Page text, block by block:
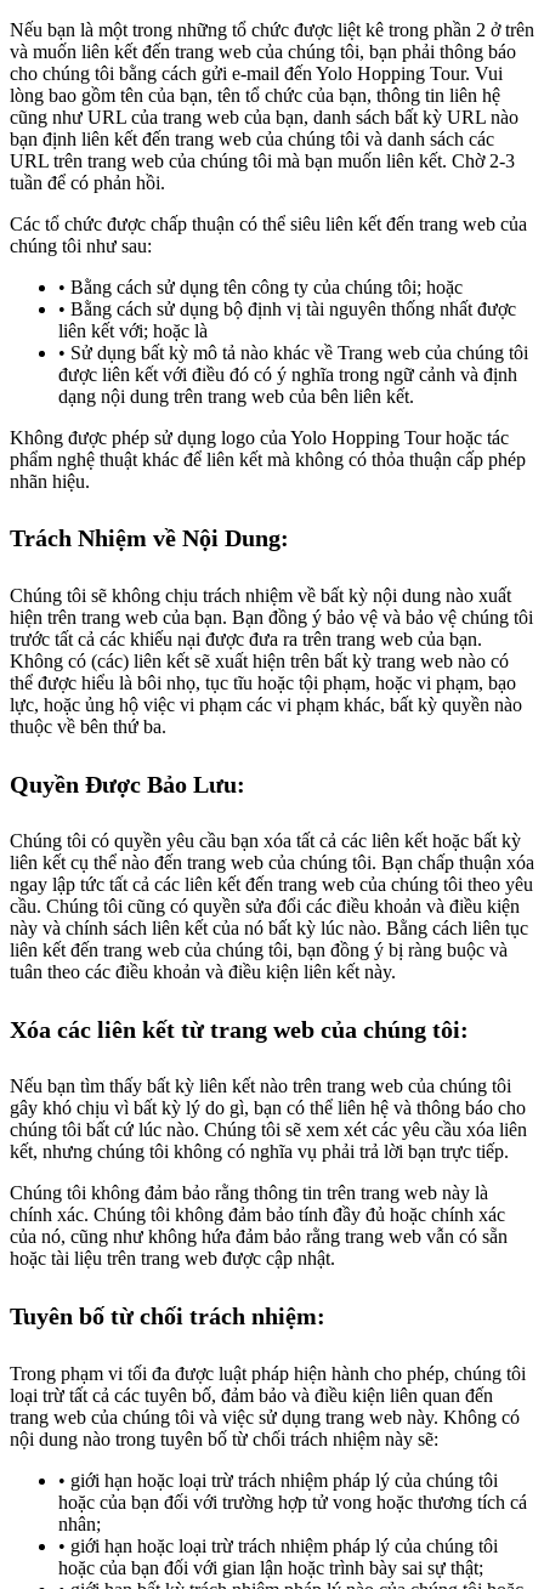
Nếu bạn là một trong những tổ chức được liệt kê trong phần 2 ở trên
và muốn liên kết đến trang web của chúng tôi, bạn phải thông báo
cho chúng tôi bằng cách gửi e-mail đến Yolo Hopping Tour. Vui
lòng bao gồm tên của bạn, tên tổ chức của bạn, thông tin liên hệ
cũng như URL của trang web của bạn, danh sách bất kỳ URL nào
bạn định liên kết đến trang web của chúng tôi và danh sách các
URL trên trang web của chúng tôi mà bạn muốn liên kết. Chờ 2-3
tuần để có phản hồi.
Các tổ chức được chấp thuận có thể siêu liên kết đến trang web của
chúng tôi như sau:
Bằng cách sử dụng tên công ty của chúng tôi; hoặc
Bằng cách sử dụng bộ định vị tài nguyên thống nhất được
liên kết với; hoặc là
Sử dụng bất kỳ mô tả nào khác về Trang web của chúng tôi
được liên kết với điều đó có ý nghĩa trong ngữ cảnh và định
dạng nội dung trên trang web của bên liên kết.
Không được phép sử dụng logo của Yolo Hopping Tour hoặc tác
phẩm nghệ thuật khác để liên kết mà không có thỏa thuận cấp phép
nhãn hiệu.
Trách Nhiệm về Nội Dung:
Chúng tôi sẽ không chịu trách nhiệm về bất kỳ nội dung nào xuất
hiện trên trang web của bạn. Bạn đồng ý bảo vệ và bảo vệ chúng tôi
trước tất cả các khiếu nại được đưa ra trên trang web của bạn.
Không có (các) liên kết sẽ xuất hiện trên bất kỳ trang web nào có
thể được hiểu là bôi nhọ, tục tĩu hoặc tội phạm, hoặc vi phạm, bạo
lực, hoặc ủng hộ việc vi phạm các vi phạm khác, bất kỳ quyền nào
thuộc về bên thứ ba.
Quyền Được Bảo Lưu:
Chúng tôi có quyền yêu cầu bạn xóa tất cả các liên kết hoặc bất kỳ
liên kết cụ thể nào đến trang web của chúng tôi. Bạn chấp thuận xóa
ngay lập tức tất cả các liên kết đến trang web của chúng tôi theo yêu
cầu. Chúng tôi cũng có quyền sửa đổi các điều khoản và điều kiện
này và chính sách liên kết của nó bất kỳ lúc nào. Bằng cách liên tục
liên kết đến trang web của chúng tôi, bạn đồng ý bị ràng buộc và
tuân theo các điều khoản và điều kiện liên kết này.
Xóa các liên kết từ trang web của chúng tôi:
Nếu bạn tìm thấy bất kỳ liên kết nào trên trang web của chúng tôi
gây khó chịu vì bất kỳ lý do gì, bạn có thể liên hệ và thông báo cho
chúng tôi bất cứ lúc nào. Chúng tôi sẽ xem xét các yêu cầu xóa liên
kết, nhưng chúng tôi không có nghĩa vụ phải trả lời bạn trực tiếp.
Chúng tôi không đảm bảo rằng thông tin trên trang web này là
chính xác. Chúng tôi không đảm bảo tính đầy đủ hoặc chính xác
của nó, cũng như không hứa đảm bảo rằng trang web vẫn có sẵn
hoặc tài liệu trên trang web được cập nhật.
Tuyên bố từ chối trách nhiệm:
Trong phạm vi tối đa được luật pháp hiện hành cho phép, chúng tôi
loại trừ tất cả các tuyên bố, đảm bảo và điều kiện liên quan đến
trang web của chúng tôi và việc sử dụng trang web này. Không có
nội dung nào trong tuyên bố từ chối trách nhiệm này sẽ:
giới hạn hoặc loại trừ trách nhiệm pháp lý của chúng tôi
hoặc của bạn đối với trường hợp tử vong hoặc thương tích cá
nhân;
giới hạn hoặc loại trừ trách nhiệm pháp lý của chúng tôi
hoặc của bạn đối với gian lận hoặc trình bày sai sự thật;